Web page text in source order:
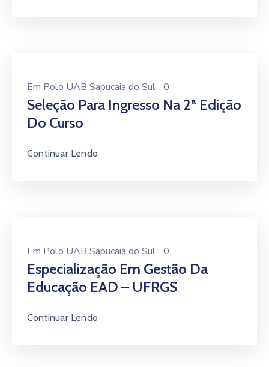
Em Polo UAB Sapucaia do Sul 0
Seleção Para Ingresso Na 2ª Edição
Do Curso
Continuar Lendo
Em Polo UAB Sapucaia do Sul 0
Especialização Em Gestão Da
Educação EAD – UFRGS
Continuar Lendo